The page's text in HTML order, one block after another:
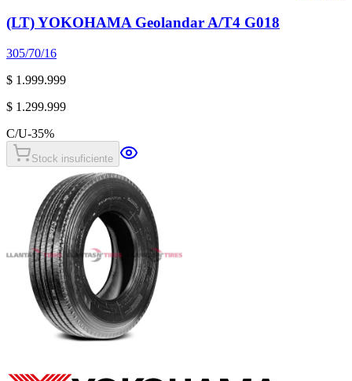
(LT) YOKOHAMA Geolandar A/T4 G018
305/70/16
$ 1.999.999
$ 1.299.999
C/U-35%
Stock insuficiente